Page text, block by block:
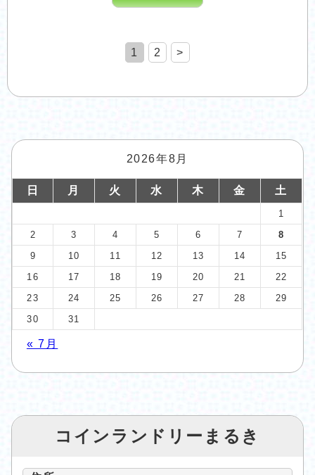
1 2 >
2026年8月
日 月 火 水 木 金 土
1
2
3 4 5 6 7
8
9
10 11 12 13 14
15
16
17 18 19 20 21
22
23
24 25 26 27 28
29
30
31
« 7月
コインランドリーまるき